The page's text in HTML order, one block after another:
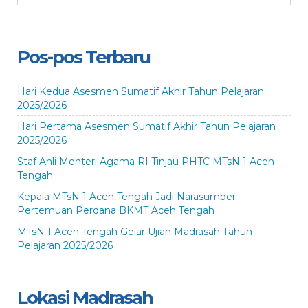
Pos-pos Terbaru
Hari Kedua Asesmen Sumatif Akhir Tahun Pelajaran
2025/2026
Hari Pertama Asesmen Sumatif Akhir Tahun Pelajaran
2025/2026
Staf Ahli Menteri Agama RI Tinjau PHTC MTsN 1 Aceh
Tengah
Kepala MTsN 1 Aceh Tengah Jadi Narasumber
Pertemuan Perdana BKMT Aceh Tengah
MTsN 1 Aceh Tengah Gelar Ujian Madrasah Tahun
Pelajaran 2025/2026
Lokasi Madrasah